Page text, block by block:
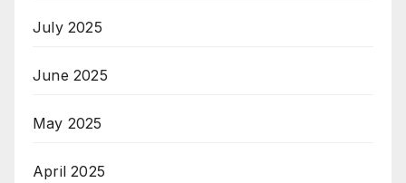
July 2025
June 2025
May 2025
April 2025